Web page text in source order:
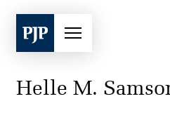
Helle M.